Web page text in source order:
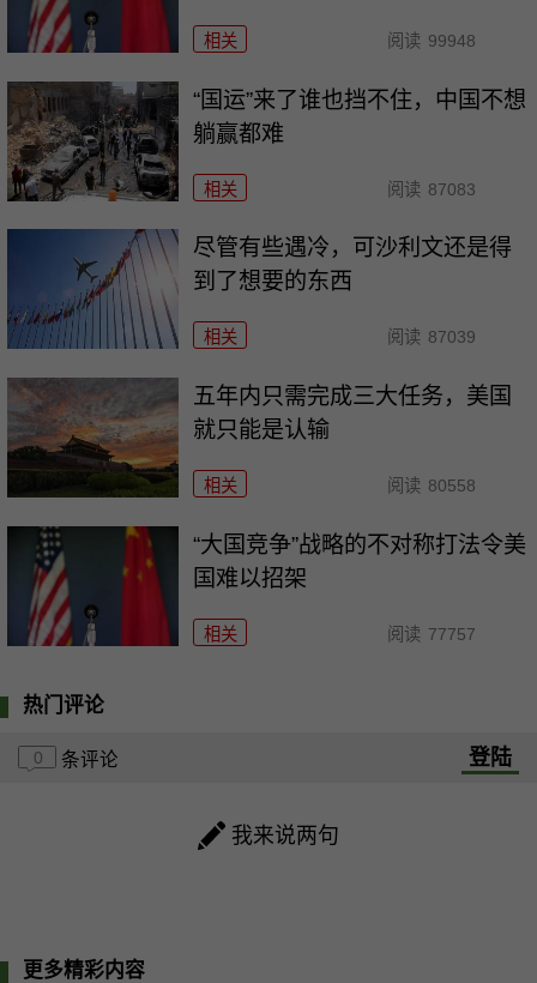
相关 阅读 99948
“国运”来了谁也挡不住，中国不想
躺赢都难
相关 阅读 87083
尽管有些遇冷，可沙利文还是得
到了想要的东西
相关 阅读 87039
五年内只需完成三大任务，美国
就只能是认输
相关 阅读 80558
“大国竞争”战略的不对称打法令美
国难以招架
相关 阅读 77757
热门评论
0 条评论 登陆
我来说两句
更多精彩内容